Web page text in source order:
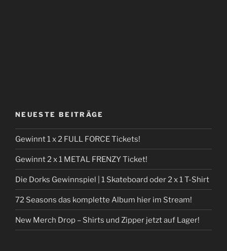
NEUESTE BEITRÄGE
Gewinnt 1 x 2 FULL FORCE Tickets!
Gewinnt 2 x 1 METAL FRENZY Ticket!
Die Dorks Gewinnspiel | 1 Skateboard oder 2 x 1 T-Shirt
72 Seasons das komplette Album hier im Stream!
New Merch Drop – Shirts und Zipper jetzt auf Lager!